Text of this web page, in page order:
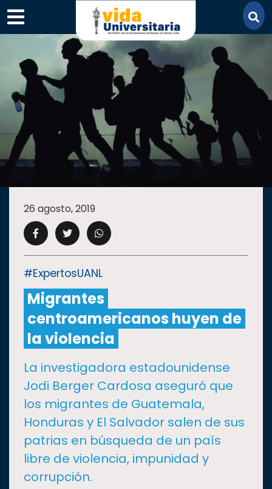
×
SECCIONES
ACADEMIA
CAMPUS UANL
CULTURA
DEPORTES
I+D+IEXPERTOS
SALUD
SUSTENTABILIDAD
26 agosto, 2019
#ExpertosUANL
Migrantes
centroamericanos huyen de
la violencia
La investigadora estadounidense
Jodi Berger Cardosa aseguró que
los migrantes de Guatemala,
Honduras y El Salvador salen de sus
patrias en búsqueda de un país
libre de violencia, impunidad y
corrupción.